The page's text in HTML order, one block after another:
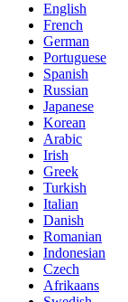
English
French
German
Portuguese
Spanish
Russian
Japanese
Korean
Arabic
Irish
Greek
Turkish
Italian
Danish
Romanian
Indonesian
Czech
Afrikaans